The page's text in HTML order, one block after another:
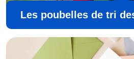
Les poubelles de tri